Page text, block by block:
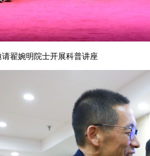
请翟婉明院士开展科普讲座